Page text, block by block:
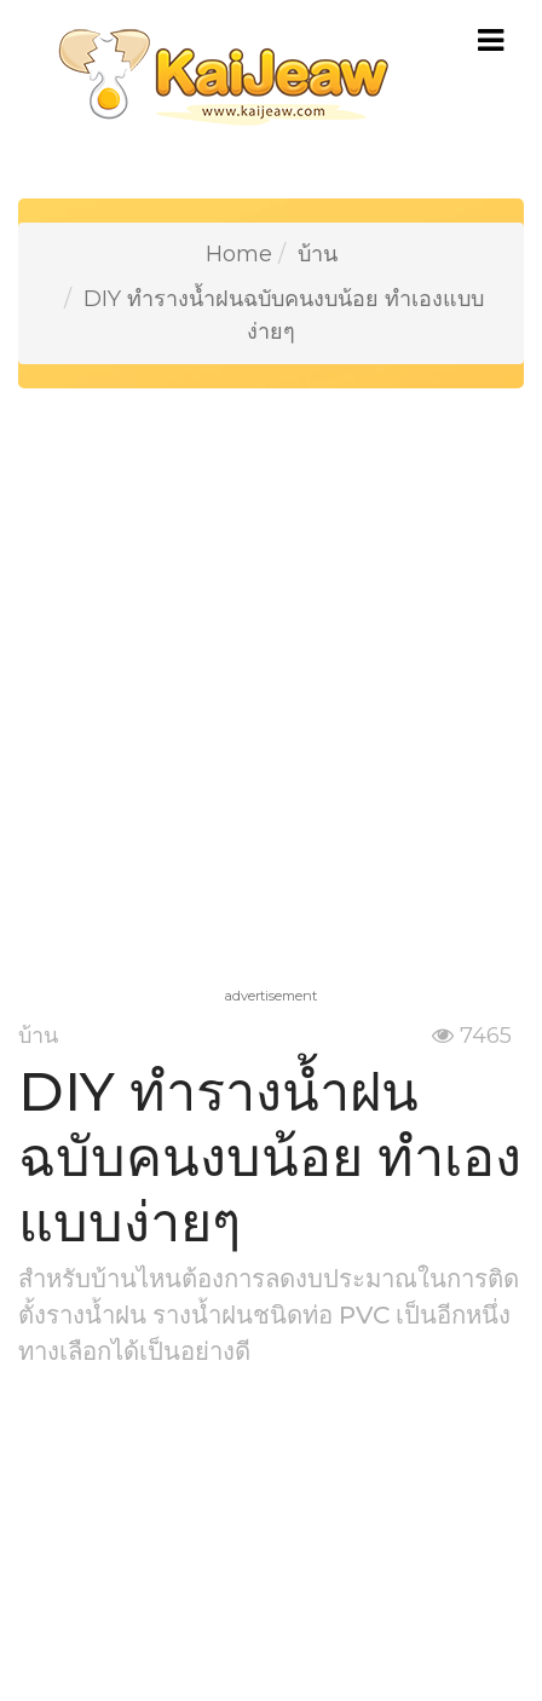
Home
บ้าน
DIY ทำรางน้ำฝนฉบับคนงบน้อย ทำเองแบบ
ง่ายๆ
advertisement
บ้าน 7465
DIY ทำรางน้ำฝน
ฉบับคนงบน้อย ทำเอง
แบบง่ายๆ
สำหรับบ้านไหนต้องการลดงบประมาณในการติด
ตั้งรางน้ำฝน รางน้ำฝนชนิดท่อ PVC เป็นอีกหนึ่ง
ทางเลือกได้เป็นอย่างดี